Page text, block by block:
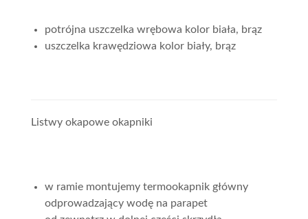
potrójna uszczelka wrębowa kolor biała, brąz
uszczelka krawędziowa kolor biały, brąz
Listwy okapowe okapniki
w ramie montujemy termookapnik główny
odprowadzający wodę na parapet